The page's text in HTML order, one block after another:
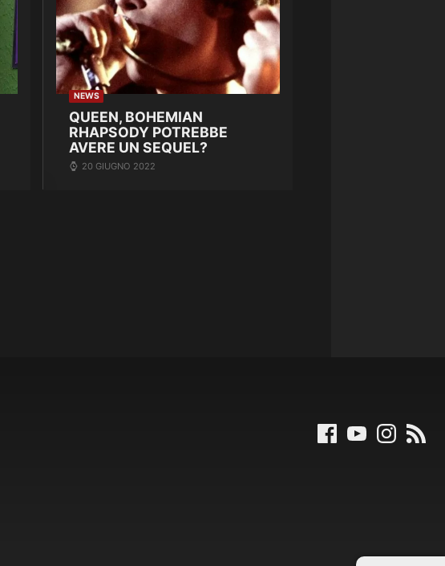
NEWS
QUEEN, BOHEMIAN
RHAPSODY POTREBBE
AVERE UN SEQUEL?
20 GIUGNO 2022